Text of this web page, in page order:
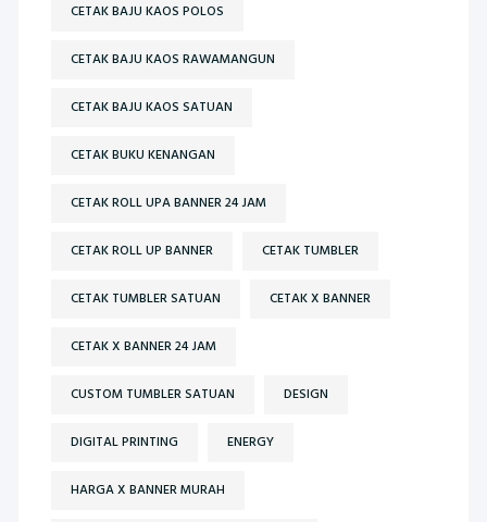
CETAK BAJU KAOS POLOS
CETAK BAJU KAOS RAWAMANGUN
CETAK BAJU KAOS SATUAN
CETAK BUKU KENANGAN
CETAK ROLL UPA BANNER 24 JAM
CETAK ROLL UP BANNER CETAK TUMBLER
CETAK TUMBLER SATUAN CETAK X BANNER
CETAK X BANNER 24 JAM
CUSTOM TUMBLER SATUAN DESIGN
DIGITAL PRINTING ENERGY
HARGA X BANNER MURAH